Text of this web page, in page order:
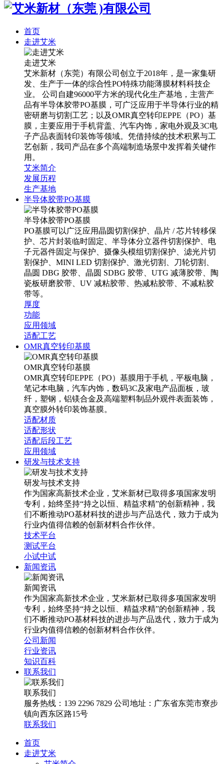
首页
走进艾米
走进艾米
艾米新材（东莞）有限公司创立于2018年，是一家集研
发、生产于一体的综合性PO特殊功能薄膜材料科技企
业。 公司自建96000平方米的现代化生产基地，主营产
品有半导体胶带PO基膜，可广泛应用于半导体行业的精
密研磨与切割工艺；以及OMR真空转印EPPE（PO）基
膜，主要应用于手机背盖、汽车内饰，家电外观及3C电
子产品表面转印装饰等领域。凭借持续的技术积累与工
艺创新，我司产品在多个高端制造场景中发挥着关键作
用。
艾米简介
发展历程
生产基地
半导体胶带PO基膜
半导体胶带PO基膜
PO基膜可以广泛应用晶圆切割保护、晶片 / 芯片转移保
护、芯片封装临时固定、半导体分立器件切割保护、电
子元器件固定与保护、摄像头模组切割保护、滤光片切
割保护、MINI LED 切割保护、激光切割、刀轮切割、
晶圆 DBG 胶带、晶圆 SDBG 胶带、UTG 减薄胶带、陶
瓷板研磨胶带、UV 减粘胶带、热减粘胶带、不减粘胶
带等。
厚度
功能
应用领域
适配工艺
OMR真空转印基膜
OMR真空转印基膜
OMR真空转印EPPE（PO）基膜用于手机，平板电脑，
笔记本电脑，汽车内饰，数码3C及家电产品面板，玻
纤，塑钢，铝镁合金及高端塑料制品外观件表面装饰，
真空膜外转印装饰基膜。
适配材质
适配形状
适配后段工艺
应用领域
研发与技术支持
研发与技术支持
作为国家高新技术企业，艾米新材已取得多项国家发明
专利，始终坚持“持之以恒、精益求精”的创新精神，我
们不断推动PO基材科技的进步与产品迭代，致力于成为
行业内值得信赖的创新材料合作伙伴。
技术平台
测试平台
小试中试
新闻资讯
新闻资讯
作为国家高新技术企业，艾米新材已取得多项国家发明
专利，始终坚持“持之以恒、精益求精”的创新精神，我
们不断推动PO基材科技的进步与产品迭代，致力于成为
行业内值得信赖的创新材料合作伙伴。
公司新闻
行业资讯
知识百科
联系我们
联系我们
服务热线：139 2296 7829 公司地址：广东省东莞市寮步
镇向西东区路15号
联系我们
首页
走进艾米